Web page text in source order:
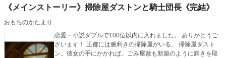
《メインストーリー》掃除屋ダストンと騎士団長《完結》
おもちのかたまり
恋愛・小説ダブルで100位以内に入れました。 ありがとうご
ざいます！ 王都には腕利きの掃除屋がいる。 掃除屋ダスト
ン。彼女の手にかかれば、ごみ屋敷も新築のように輝きを取